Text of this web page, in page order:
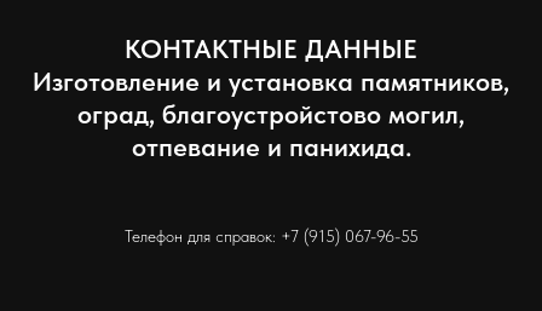
КОНТАКТНЫЕ ДАННЫЕ
Изготовление и установка памятников,
оград, благоустройстово могил,
отпевание и панихида.
Телефон для справок: +7 (915) 067-96-55